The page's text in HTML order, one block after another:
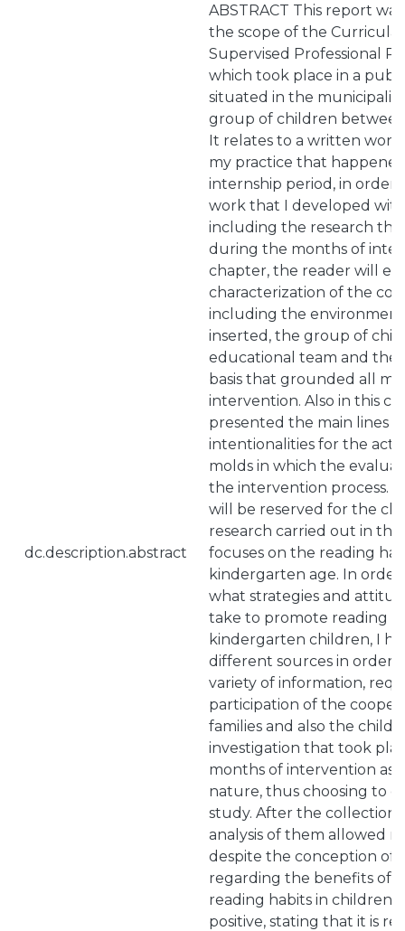
dc.description.abstract
ABSTRACT This report
the scope of the
Supervised Professional
which took place in a
situated in the
group of children between
It relates to a written work
my practice that
internship period, in order
work that I developed
including the research
during the months of
chapter, the reader will
characterization of the
including the
inserted, the group of
educational team and the
basis that grounded all
intervention. Also in this
presented the main lines
intentionalities for the
molds in which the
the intervention process.
will be reserved for the
research carried out in
focuses on the reading
kindergarten age. In
what strategies and
take to promote reading
kindergarten children, I
different sources in order
variety of information,
participation of the
families and also the
investigation that took
months of intervention
nature, thus choosing to
study. After the collection
analysis of them allowed
despite the conception of
regarding the benefits of
reading habits in children
positive, stating that it is